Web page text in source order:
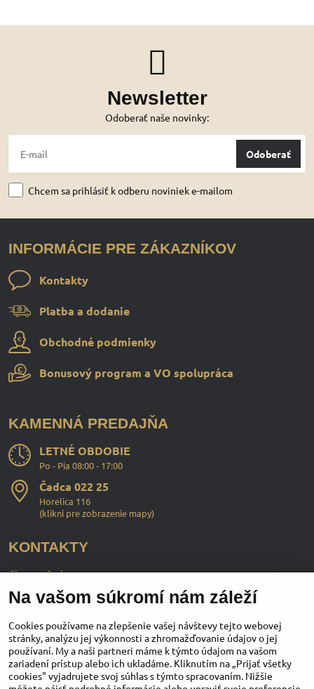
Newsletter
Odoberať naše novinky:
Odoberať
Chcem sa prihlásiť k odberu noviniek e-mailom
INFORMÁCIE PRE ZÁKAZNÍKOV
Kontakty
Platba a dodanie
Obchodné podmienky
Bonusový program a VO spolupráca
KAMENNÁ PREDAJŇA
LETNÉ OBDOBIE
Po - Pia 08:00 - 17:00
Čadca 022 25
Horelica 116
(klikni pre zobrazenie mapy)
KONTAKTY
ChopperStyle s.r.o.
Ing. Martin Murčo
+421 911 364 555
obchod​@chopperstyle​.sk
Na vašom súkromí nám záleží
Cookies používame na zlepšenie vašej návštevy tejto webovej
stránky, analýzu jej výkonnosti a zhromažďovanie údajov o jej
používaní. My a naši partneri máme k týmto údajom na vašom
zariadení prístup alebo ich ukladáme. Kliknutím na „Prijať všetky
cookies" vyjadrujete svoj súhlas s týmto spracovaním. Nižšie